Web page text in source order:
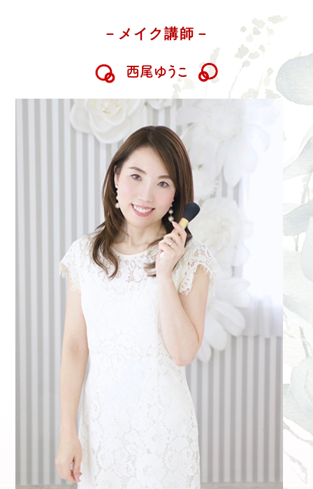
－メイク講師－
西尾ゆうこ